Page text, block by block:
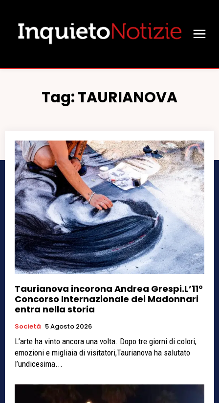
Tag:TAURIANOVA
Taurianova incorona Andrea Grespi.L’11°
Concorso Internazionale dei Madonnari
entra nella storia
Società 5 Agosto 2026
L’arte ha vinto ancora una volta. Dopo tre giorni di colori,
emozioni e migliaia di visitatori,Taurianova ha salutato
l’undicesima...